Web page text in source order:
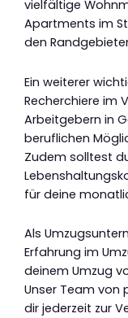
vielfältige
Apartments im
den
Ein weiterer
Recherchiere im
Arbeitgebern in
beruflichen
Zudem solltest
für deine
Als
Erfahrung im
deinem Umzug
Unser Team von
dir jederzeit zur